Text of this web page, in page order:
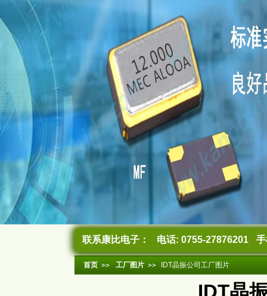
联系康比电子： 电话: 0755-27876201
首页 工厂图片 IDT晶振公司工厂图片
IDT晶